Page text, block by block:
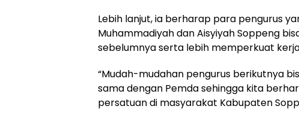
Lebih lanjut, ia berharap para pengurus
Muhammadiyah dan Aisyiyah Soppeng
sebelumnya serta lebih memperkuat
“Mudah-mudahan pengurus berikutnya
sama dengan Pemda sehingga kita
persatuan di masyarakat Kabupaten